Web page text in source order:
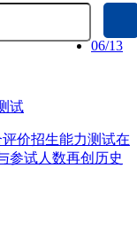
06/13
试
价招生能力测试在
参试人数再创历史